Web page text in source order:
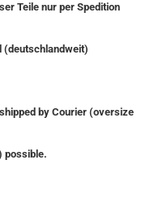
Teile nur per Spedition
(deutschlandweit)
by Courier (oversize
possible.